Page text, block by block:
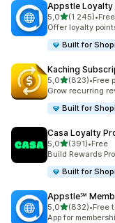
Appstle Loyalty
5,0/ 5 tähteä
(1 245)
1245 arvostelua
•
Offer loyalty
Built for
Kaching
5,0/ 5 tähteä
(823)
823 arvostelua
•Free
Grow recurring
Built for
Casa Loyalty
5,0/ 5 tähteä
(391)
391 arvostelua
•Free
Build Rewards
Built for
Appstle℠
5,0/ 5 tähteä
(832)
832 arvostelua
•Free
App for